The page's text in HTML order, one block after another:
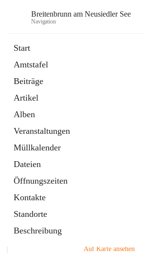
Breitenbrunn am Neusiedler See
Navigation
Start
Amtstafel
Beiträge
Artikel
Alben
Veranstaltungen
Müllkalender
Dateien
Öffnungszeiten
Kontakte
Standorte
Beschreibung
18 Schnellzugriffe
Gemeindeservice
Auf Karte ansehen